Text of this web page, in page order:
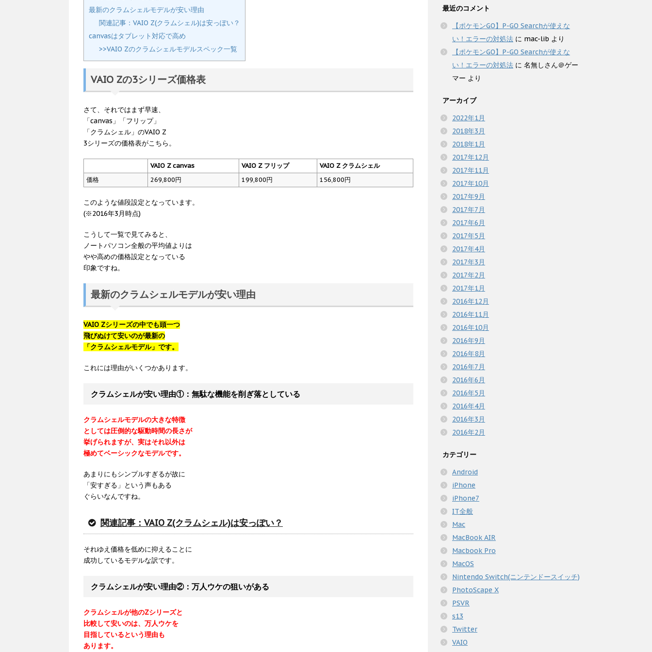
最新のクラムシェルモデルが安い理由
関連記事：VAIO Z(クラムシェル)は安っぽい？
canvasはタブレット対応で高め
>>VAIO Zのクラムシェルモデルスペック一覧
VAIO Zの3シリーズ価格表
さて、それではまず早速、
「canvas」「フリップ」
「クラムシェル」のVAIO Z
3シリーズの価格表がこちら。
VAIO Z canvas VAIO Z フリップ
VAIO Z クラムシェル
価格
269,800円 199,800円 156,800円
このような値段設定となっています。
(※2016年3月時点)
こうして一覧で見てみると、
ノートパソコン全般の平均値よりは
やや高めの価格設定となっている
印象ですね。
最新のクラムシェルモデルが安い理由
VAIO Zシリーズの中でも頭一つ
飛びぬけて安いのが最新の
「クラムシェルモデル」です。
これには理由がいくつかあります。
クラムシェルが安い理由①：無駄な機能を削ぎ落としている
クラムシェルモデルの大きな特徴
としては圧倒的な駆動時間の長さが
挙げられますが、実はそれ以外は
極めてベーシックなモデルです。
あまりにもシンプルすぎるが故に
「安すぎる」という声もある
ぐらいなんですね。
関連記事：VAIO Z(クラムシェル)は安っぽい？
それゆえ価格を低めに抑えることに
成功しているモデルな訳です。
クラムシェルが安い理由②：万人ウケの狙いがある
クラムシェルが他のZシリーズと
比較して安いのは、万人ウケを
目指しているという理由も
あります。
最近のコメント
【ポケモンGO】P-GO Searchが使えな
い！エラーの対処法 に mac-lib より
【ポケモンGO】P-GO Searchが使えな
い！エラーの対処法 に 名無しさん＠ゲー
マー より
アーカイブ
2022年1月
2018年3月
2018年1月
2017年12月
2017年11月
2017年10月
2017年9月
2017年7月
2017年6月
2017年5月
2017年4月
2017年3月
2017年2月
2017年1月
2016年12月
2016年11月
2016年10月
2016年9月
2016年8月
2016年7月
2016年6月
2016年5月
2016年4月
2016年3月
2016年2月
カテゴリー
Android
iPhone
iPhone7
IT全般
Mac
MacBook AIR
Macbook Pro
MacOS
Nintendo Switch(ニンテンドースイッチ)
PhotoScape X
PSVR
s13
Twitter
VAIO